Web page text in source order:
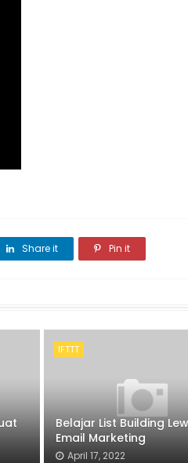
Share it Pin it
IFTTT
Belajar List Building
Email Marketing
April 17, 2022